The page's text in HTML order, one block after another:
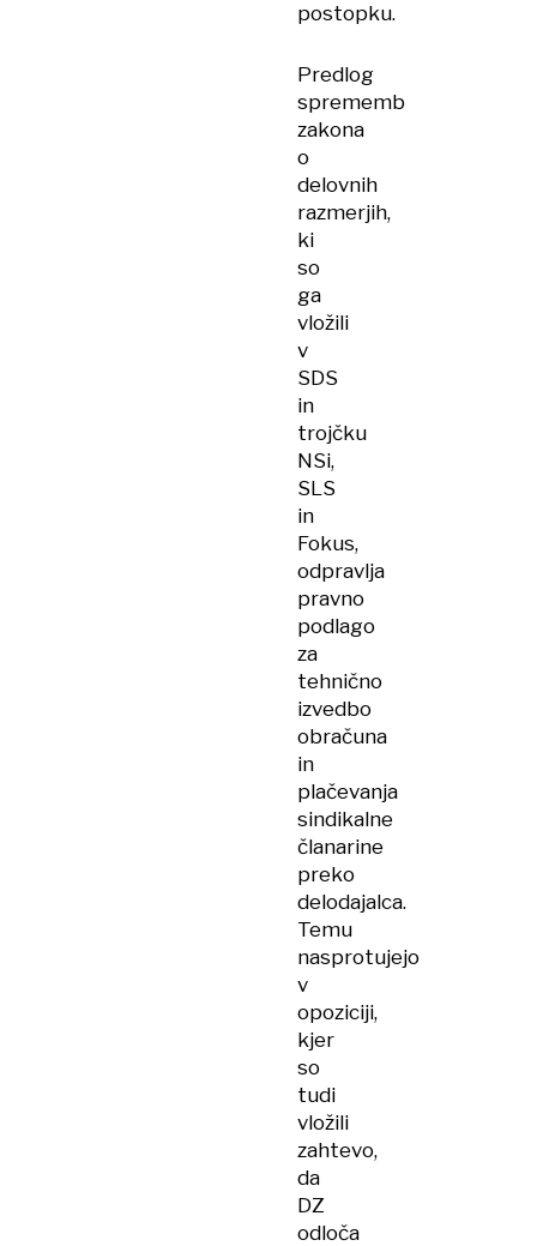
postopku.
Predlog
sprememb
zakona
o
delovnih
razmerjih,
ki
so
ga
vložili
v
SDS
in
trojčku
NSi,
SLS
in
Fokus,
odpravlja
pravno
podlago
za
tehnično
izvedbo
obračuna
in
plačevanja
sindikalne
članarine
preko
delodajalca.
Temu
nasprotujejo
v
opoziciji,
kjer
so
tudi
vložili
zahtevo,
da
DZ
odloča